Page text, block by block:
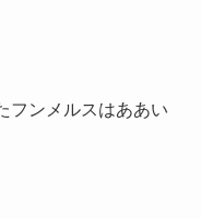
フンメルスはああい